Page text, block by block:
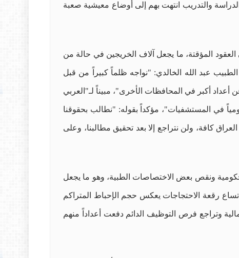
والتدريب انتهت بهم إلى أوضاع معيشية صعبة
المؤقتة، ما يجعل آلاف الخريجين في حالة من
عبد الله الخالدي: "نواجه ظلماً كبيراً من قبل
أكثر من 5 آلاف طبيب في بغداد فقط لم يحصلوا على رواتبهم منذ 4 أشهر، فضلاً عن أعداد أكبر في المحافظات الأخرى"، مبيناً لـ"العربي
في المستشفيات"، مؤكداً بقوله: "نطالب بحقوقنا
كافة، ولن نتراجع إلا بعد تحقيق مطالبنا، وعلى
ونقص بعض الاختصاصات الطبية، وهو ما يجعل
رقعة الاحتجاجات يعكس حجم الإحباط المتراكم
وتراجع فرص التوظيف الدائم دفعت أعداداً منهم